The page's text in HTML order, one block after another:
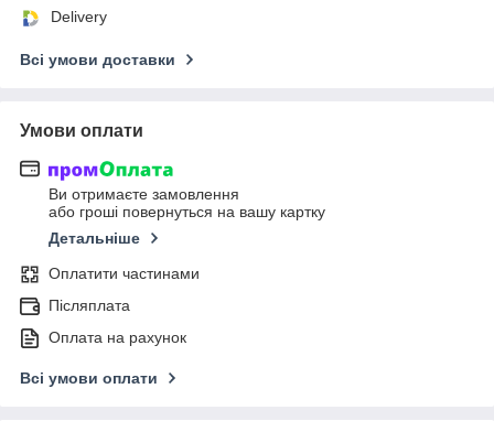
Delivery
Всі умови доставки
Умови оплати
Ви отримаєте замовлення
або гроші повернуться на вашу картку
Детальніше
Оплатити частинами
Післяплата
Оплата на рахунок
Всі умови оплати